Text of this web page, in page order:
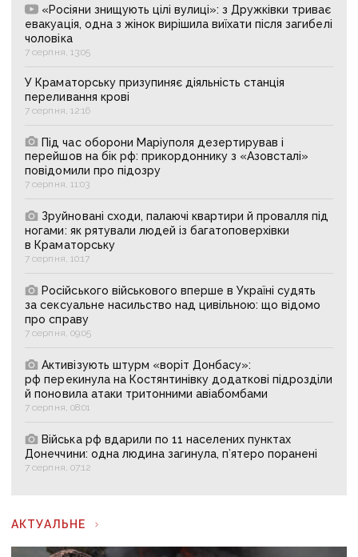
«Росіяни знищують цілі вулиці»: з Дружківки триває
евакуація, одна з жінок вирішила виїхати після загибелі
чоловіка
7 серпня, 13:05
У Краматорську призупиняє діяльність станція
переливання крові
7 серпня, 12:16
Під час оборони Маріуполя дезертирував і
перейшов на бік рф: прикордоннику з «Азовсталі»
повідомили про підозру
7 серпня, 11:03
Зруйновані сходи, палаючі квартири й провалля під
ногами: як рятували людей із багатоповерхівки
в Краматорську
7 серпня, 10:17
Російського військового вперше в Україні судять
за сексуальне насильство над цивільною: що відомо
про справу
7 серпня, 09:05
Активізують штурм «воріт Донбасу»:
рф перекинула на Костянтинівку додаткові підрозділи
й поновила атаки тритонними авіабомбами
7 серпня, 08:01
Війська рф вдарили по 11 населених пунктах
Донеччини: одна людина загинула, п’ятеро поранені
7 серпня, 07:12
АКТУАЛЬНЕ